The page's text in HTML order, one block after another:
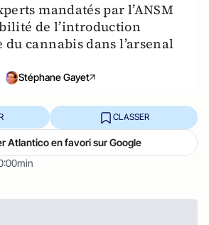
mandatés par l’ANSM
de l’introduction
cannabis dans l’arsenal
Stéphane Gayet
CLASSER
Atlantico en favori sur Google